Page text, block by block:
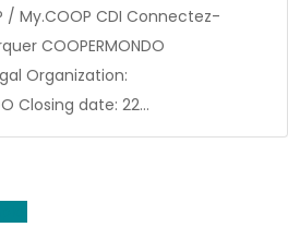
/ My.COOP CDI Connectez-
COOPERMONDO
Organization:
Closing date: 22…